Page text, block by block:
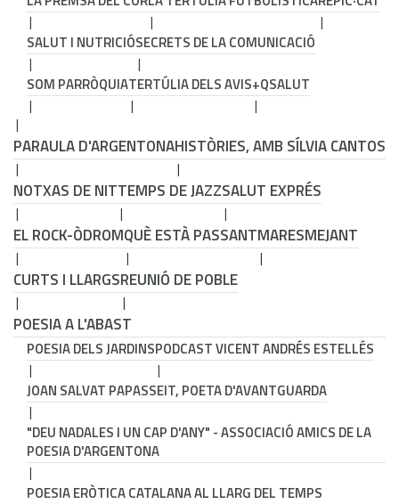
SALUT I NUTRICIÓSECRETS DE LA COMUNICACIÓ
SOM PARRÒQUIATERTÚLIA DELS AVIS+QSALUT
PARAULA D'ARGENTONAHISTÒRIES, AMB SÍLVIA CANTOS
NOTXAS DE NITTEMPS DE JAZZSALUT EXPRÉS
EL ROCK-ÒDROMQUÈ ESTÀ PASSANTMARESMEJANT
CURTS I LLARGSREUNIÓ DE POBLE
POESIA A L'ABAST
POESIA DELS JARDINSPODCAST VICENT ANDRÉS ESTELLÉS
JOAN SALVAT PAPASSEIT, POETA D'AVANTGUARDA
"DEU NADALES I UN CAP D'ANY" - ASSOCIACIÓ AMICS DE LA
POESIA D'ARGENTONA
POESIA ERÒTICA CATALANA AL LLARG DEL TEMPS